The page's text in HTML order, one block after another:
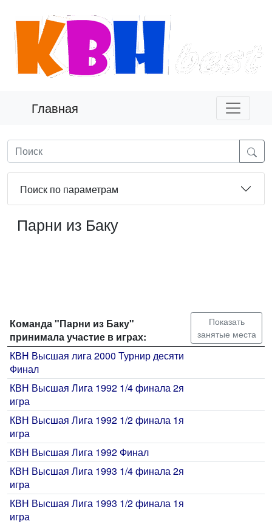
Главная
Поиск по параметрам
Парни из Баку
Команда "Парни из Баку"
принимала участие в играх:
Показать
занятые места
КВН Высшая лига 2000 Турнир десяти
Финал
КВН Высшая Лига 1992 1/4 финала 2я
игра
КВН Высшая Лига 1992 1/2 финала 1я
игра
КВН Высшая Лига 1992 Финал
КВН Высшая Лига 1993 1/4 финала 2я
игра
КВН Высшая Лига 1993 1/2 финала 1я
игра